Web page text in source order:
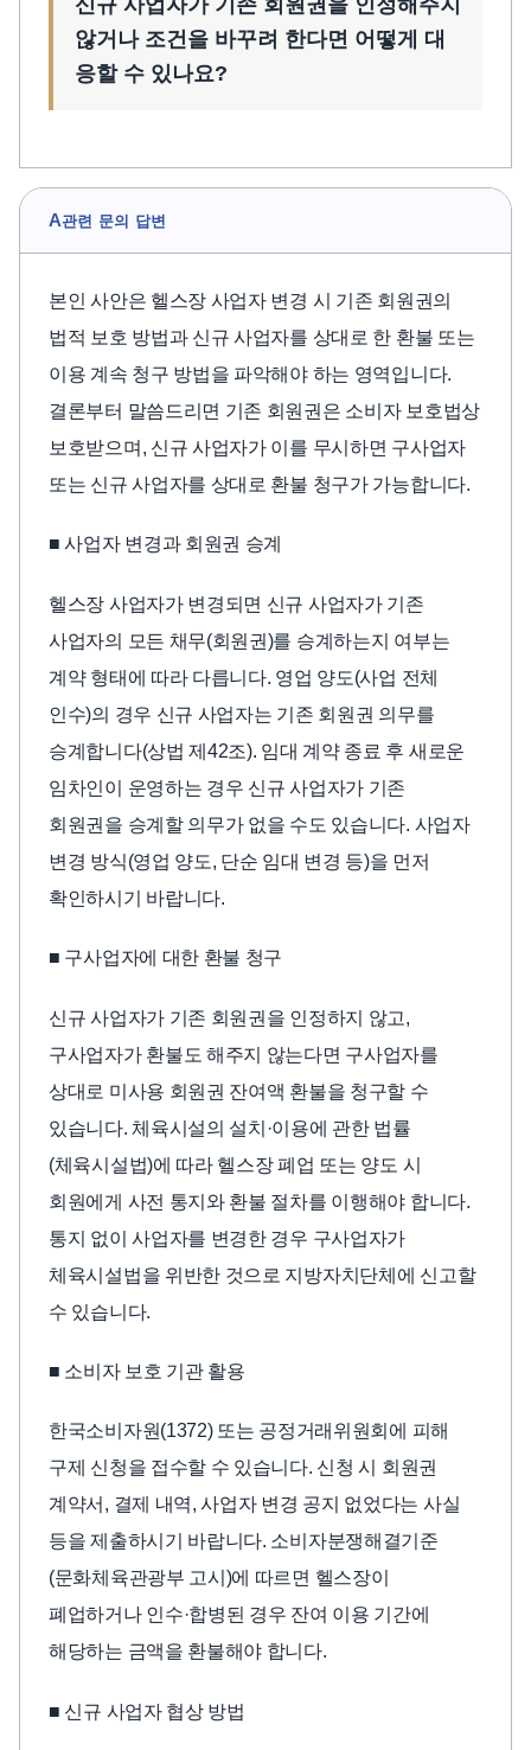
신규 사업자가 기존 회원권을 인정해주지
않거나 조건을 바꾸려 한다면 어떻게 대
응할 수 있나요?
A관련 문의 답변
본인 사안은 헬스장 사업자 변경 시 기존 회원권의
법적 보호 방법과 신규 사업자를 상대로 한 환불 또는
이용 계속 청구 방법을 파악해야 하는 영역입니다.
결론부터 말씀드리면 기존 회원권은 소비자 보호법상
보호받으며, 신규 사업자가 이를 무시하면 구사업자
또는 신규 사업자를 상대로 환불 청구가 가능합니다.
■ 사업자 변경과 회원권 승계
헬스장 사업자가 변경되면 신규 사업자가 기존
사업자의 모든 채무(회원권)를 승계하는지 여부는
계약 형태에 따라 다릅니다. 영업 양도(사업 전체
인수)의 경우 신규 사업자는 기존 회원권 의무를
승계합니다(상법 제42조). 임대 계약 종료 후 새로운
임차인이 운영하는 경우 신규 사업자가 기존
회원권을 승계할 의무가 없을 수도 있습니다. 사업자
변경 방식(영업 양도, 단순 임대 변경 등)을 먼저
확인하시기 바랍니다.
■ 구사업자에 대한 환불 청구
신규 사업자가 기존 회원권을 인정하지 않고,
구사업자가 환불도 해주지 않는다면 구사업자를
상대로 미사용 회원권 잔여액 환불을 청구할 수
있습니다. 체육시설의 설치·이용에 관한 법률
(체육시설법)에 따라 헬스장 폐업 또는 양도 시
회원에게 사전 통지와 환불 절차를 이행해야 합니다.
통지 없이 사업자를 변경한 경우 구사업자가
체육시설법을 위반한 것으로 지방자치단체에 신고할
수 있습니다.
■ 소비자 보호 기관 활용
한국소비자원(1372) 또는 공정거래위원회에 피해
구제 신청을 접수할 수 있습니다. 신청 시 회원권
계약서, 결제 내역, 사업자 변경 공지 없었다는 사실
등을 제출하시기 바랍니다. 소비자분쟁해결기준
(문화체육관광부 고시)에 따르면 헬스장이
폐업하거나 인수·합병된 경우 잔여 이용 기간에
해당하는 금액을 환불해야 합니다.
■ 신규 사업자 협상 방법